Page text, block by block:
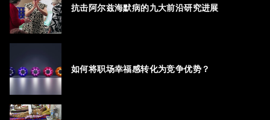
抗击阿尔兹海默病的九大前沿研究进展
如何将职场幸福感转化为竞争优势？